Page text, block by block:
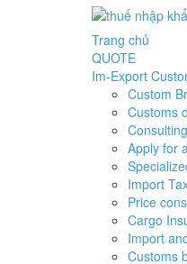
Trang chủ
QUOTE
Im-Export
Custom
Customs
Apply for
Import
Price
Cargo
Import
Customs